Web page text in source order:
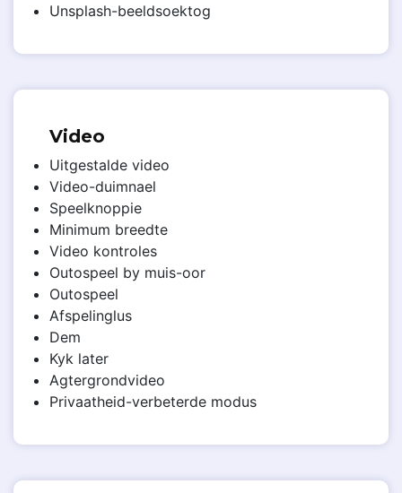
Unsplash-beeldsoektog
Video
Uitgestalde video
Video-duimnael
Speelknoppie
Minimum breedte
Video kontroles
Outospeel by muis-oor
Outospeel
Afspelinglus
Dem
Kyk later
Agtergrondvideo
Privaatheid-verbeterde modus